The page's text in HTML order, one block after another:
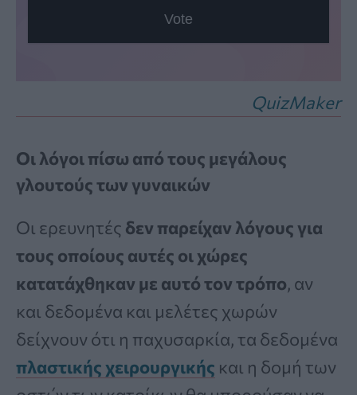
QuizMaker
Οι λόγοι πίσω από τους μεγάλους
γλουτούς των γυναικών
Οι ερευνητές δεν παρείχαν λόγους για
τους οποίους αυτές οι χώρες
κατατάχθηκαν με αυτό τον τρόπο, αν
και δεδομένα και μελέτες χωρών
δείχνουν ότι η παχυσαρκία, τα δεδομένα
πλαστικής χειρουργικής και η δομή των